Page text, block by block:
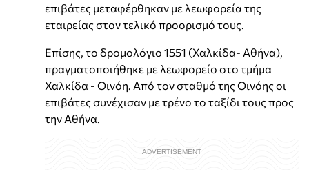
επιβάτες μεταφέρθηκαν με λεωφορεία της
εταιρείας στον τελικό προορισμό τους.
Επίσης, το δρομολόγιο 1551 (Χαλκίδα- Αθήνα),
πραγματοποιήθηκε με λεωφορείο στο τμήμα
Χαλκίδα - Οινόη. Από τον σταθμό της Οινόης οι
επιβάτες συνέχισαν με τρένο το ταξίδι τους προς
την Αθήνα.